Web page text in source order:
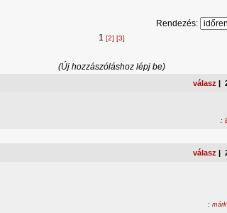
Rendezés:
1 [2] [3]
(Új hozzászóláshoz lépj be)
válasz |
:
válasz |
: